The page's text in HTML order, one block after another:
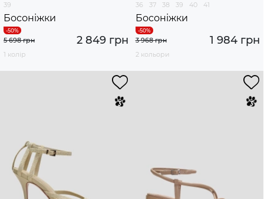
39
Босоніжки
2 849 грн
5 698 грн
1 колір
36 37 38 39 40 41
Босоніжки
1 984 грн
3 968 грн
2 кольори